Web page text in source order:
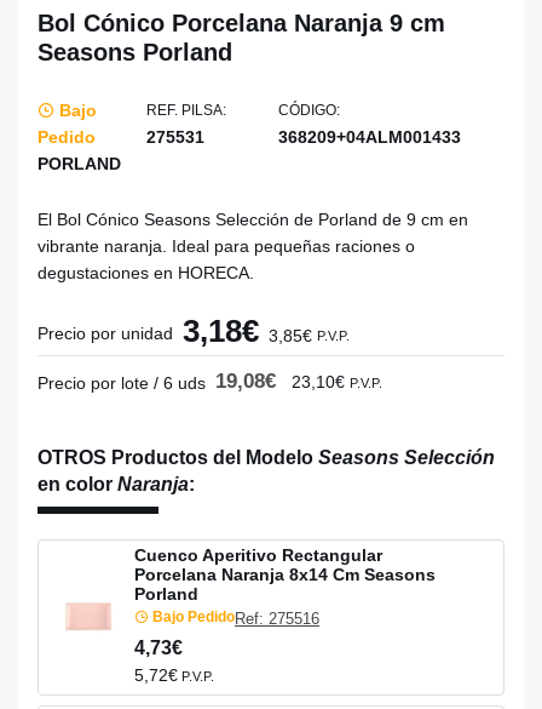
Bol Cónico Porcelana Naranja 9 cm
Seasons Porland
Bajo
Pedido
REF. PILSA:
275531
CÓDIGO:
368209+04ALM001433
PORLAND
El Bol Cónico Seasons Selección de Porland de 9 cm en
vibrante naranja. Ideal para pequeñas raciones o
degustaciones en HORECA.
Precio por unidad 3,18€ 3,85€ P.V.P.
Precio por lote / 6 uds 19,08€ 23,10€ P.V.P.
OTROS Productos del Modelo Seasons Selección
en color Naranja:
Cuenco Aperitivo Rectangular
Porcelana Naranja 8x14 Cm Seasons
Porland
Bajo PedidoRef: 275516
4,73€
5,72€ P.V.P.